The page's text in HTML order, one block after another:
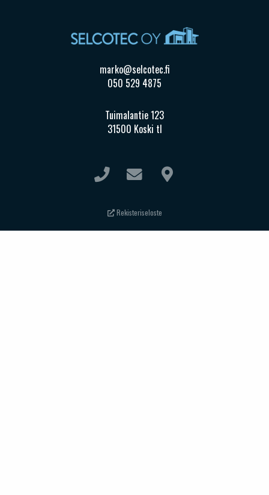
marko@selcotec.fi
050 529 4875
Tuimalantie 123
31500 Koski tl
Rekisteriseloste